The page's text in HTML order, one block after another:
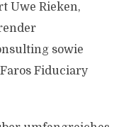
Uwe Rieken,
sowie
Fiduciary